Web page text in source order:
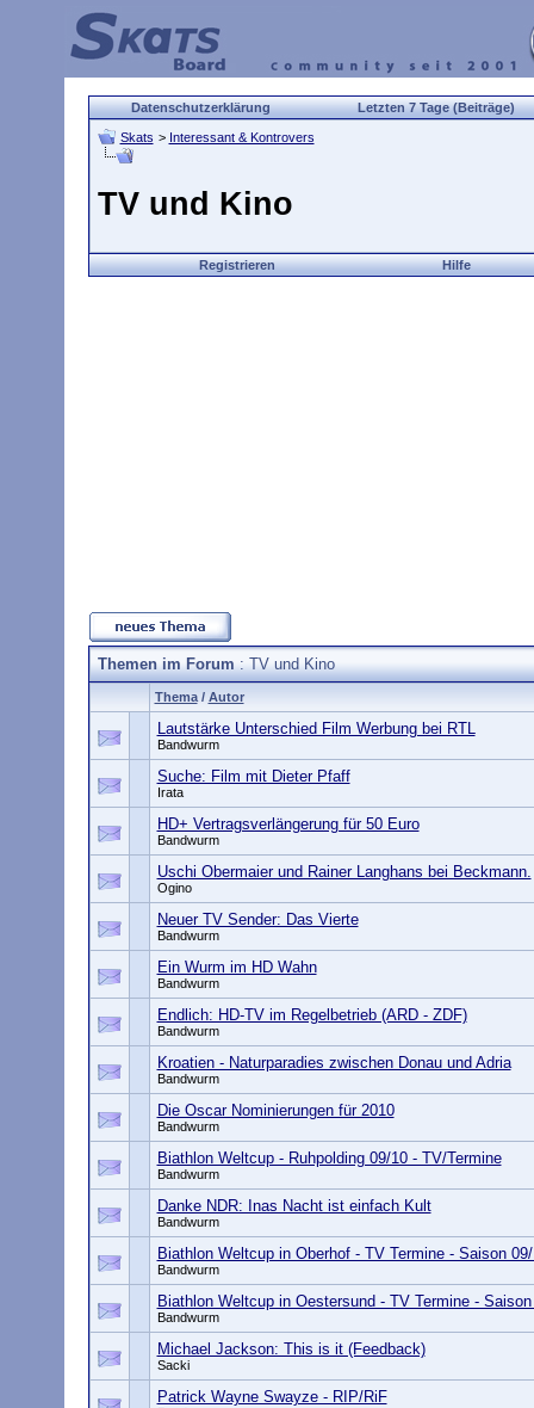
Datenschutzerklärung Letzten 7 Tage (Beiträge)
Skats > Interessant & Kontrovers
TV und Kino
Registrieren Hilfe
Themen im Forum: TV und Kino
Thema/ Autor
Lautstärke Unterschied Film Werbung bei RTL
Bandwurm
Suche: Film mit Dieter Pfaff
Irata
HD+ Vertragsverlängerung für 50 Euro
Bandwurm
Uschi Obermaier und Rainer Langhans bei Beckmann.
Ogino
Neuer TV Sender: Das Vierte
Bandwurm
Ein Wurm im HD Wahn
Bandwurm
Endlich: HD-TV im Regelbetrieb (ARD - ZDF)
Bandwurm
Kroatien - Naturparadies zwischen Donau und Adria
Bandwurm
Die Oscar Nominierungen für 2010
Bandwurm
Biathlon Weltcup - Ruhpolding 09/10 - TV/Termine
Bandwurm
Danke NDR: Inas Nacht ist einfach Kult
Bandwurm
Biathlon Weltcup in Oberhof - TV Termine - Saison
Bandwurm
Biathlon Weltcup in Oestersund - TV Termine -
Bandwurm
Michael Jackson: This is it (Feedback)
Sacki
Patrick Wayne Swayze - RIP/RiF